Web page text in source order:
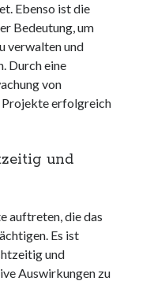
Ebenso ist die
Bedeutung, um
verwalten und
Durch eine
von
Projekte erfolgreich
und
auftreten, die das
Es ist
und
Auswirkungen zu